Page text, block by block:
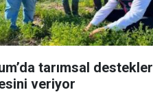
tarımsal destekler
veriyor